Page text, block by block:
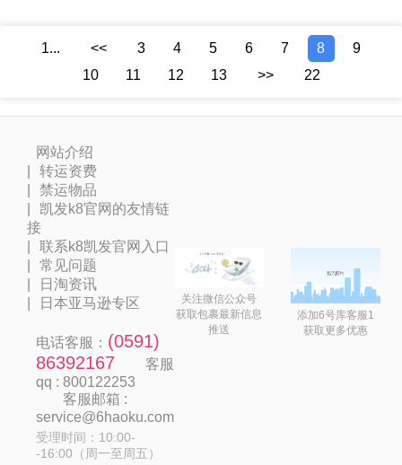
1... << 3 4 5 6 7 8
9
10
11 12 13 >> 22
网站介绍
转运资费
禁运物品
凯发k8官网的友情链
接
联系k8凯发官网入口
常见问题
日淘资讯
日本亚马逊专区
电话客服： (0591)
86392167
客服
qq : 800122253
客服邮箱 :
service@6haoku.com
受理时间：10:00-
-16:00（周一至周五）
关注微信公众号
获取包裹最新信息
推送
添加6号库客服1
获取更多优惠